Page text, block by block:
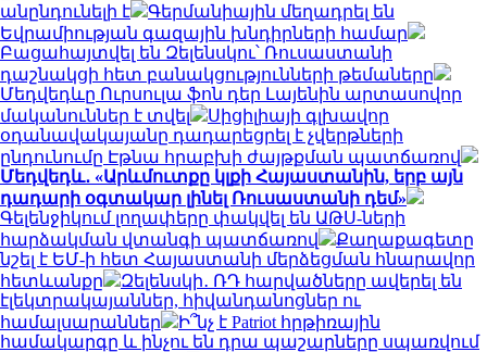
անընդունելի է
Գերմանիային մեղադրել են
Եվրամիության գազային խնդիրների համար
Բացահայտվել են Զելենսկու՝ Ռուսաստանի
դաշնակցի հետ բանակցությունների թեմաները
Մեդվեդևը Ուրսուլա ֆոն դեր Լայենին արտասովոր
մականուններ է տվել
Սիցիլիայի գլխավոր
օդանավակայանը դադարեցրել է չվերթների
ընդունումը Էթնա հրաբխի ժայթքման պատճառով
Մեդվեդև․ «Արևմուտքը կլքի Հայաստանին, երբ այն
դադարի օգտակար լինել Ռուսաստանի դեմ»
Գելենջիկում լողափերը փակվել են ԱԹՍ-ների
հարձակման վտանգի պատճառով
Քաղաքագետը
նշել է ԵՄ-ի հետ Հայաստանի մերձեցման հնարավոր
հետևանքը
Զելենսկի․ ՌԴ հարվածները ավերել են
էլեկտրակայաններ, հիվանդանոցներ ու
համալսարաններ
Ի՞նչ է Patriot հրթիռային
համակարգը և ինչու են դրա պաշարները սպառվում